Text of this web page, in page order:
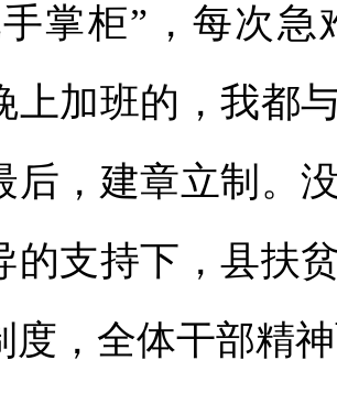
掌柜”，每次
上加班的，我都
后，建章立制。
的支持下，县扶
度，全体干部精